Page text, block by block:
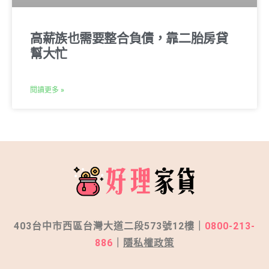
高薪族也需要整合負債，靠二胎房貸
幫大忙
閱讀更多 »
403台中市西區台灣大道二段573號12樓｜ 0800-213-
886
隱私權政策